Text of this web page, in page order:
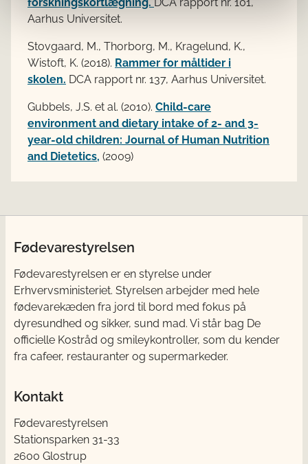
Aarhus Universitet.
Stovgaard, M., Thorborg, M., Kragelund, K.,
Wistoft, K. (2018). Rammer for måltider i
skolen. DCA rapport nr. 137, Aarhus Universitet.
Gubbels, J.S. et al. (2010). Child-care
environment and dietary intake of 2- and 3-
year-old children: Journal of Human Nutrition
and Dietetics, (2009)
Fødevarestyrelsen
Fødevarestyrelsen er en styrelse under
Erhvervsministeriet. Styrelsen arbejder med hele
fødevarekæden fra jord til bord med fokus på
dyresundhed og sikker, sund mad. Vi står bag De
officielle Kostråd og smileykontroller, som du kender
fra cafeer, restauranter og supermarkeder.
Kontakt
Fødevarestyrelsen
Stationsparken 31-33
2600 Glostrup